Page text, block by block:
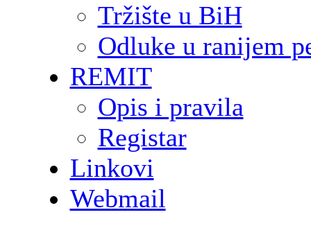
Tržište u BiH
Odluke u ranijem
REMIT
Opis i pravila
Registar
Linkovi
Webmail